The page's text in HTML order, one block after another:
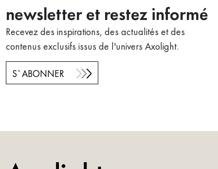
newsletter et restez informé
Recevez des inspirations, des actualités et des
contenus exclusifs issus de l'univers Axolight.
S`ABONNER